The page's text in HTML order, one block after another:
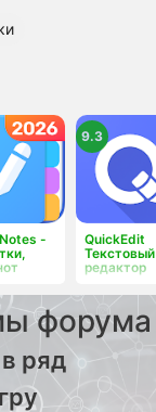
-
QuickEdit
Текстовый
редактор
9.3
форума
ряд